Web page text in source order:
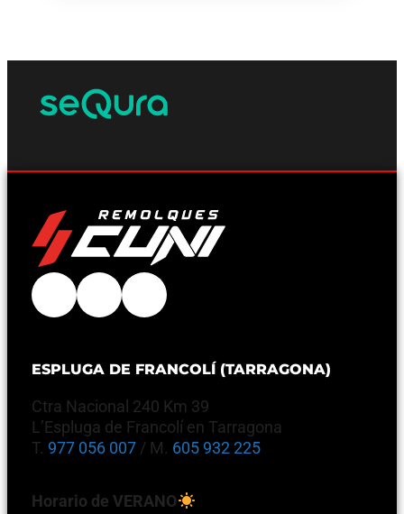
ESPLUGA DE FRANCOLÍ (TARRAGONA)
Ctra Nacional 240 Km 39
L’Espluga de Francolí en Tarragona
T. 977 056 007 / M. 605 932 225
Horario de VERANO